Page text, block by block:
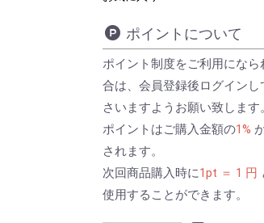
ポイントについて
ポイント制度をご利用になら
合は、会員登録後ログインし
さいますようお願い致します。
ポイントはご購入金額の1%
されます。
次回商品購入時に1pt ＝ 1 円
使用することができます。